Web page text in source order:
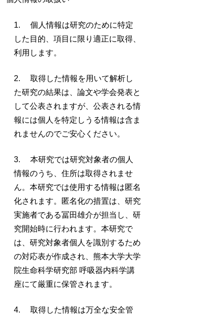
1. 個人情報は研究のために特定
した目的、項目に限り適正に取得、
利用します。
2. 取得した情報を用いて解析し
た研究の結果は、論文や学会発表と
して公表されますが、公表される情
報には個人を特定しうる情報は含ま
れませんのでご安心ください。
3. 本研究では研究対象者の個人
情報のうち、住所は取得されませ
ん。本研究では使用する情報は匿名
化されます。匿名化の措置は、研究
実施者である冨田雄介が担当し、研
究開始時に行われます。本研究で
は、研究対象者個人を識別するため
の対応表が作成され、熊本大学大学
院生命科学研究部 呼吸器内科学講
座にて厳重に保管されます。
4. 取得した情報は万全な安全管